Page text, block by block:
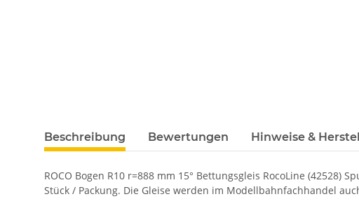
Beschreibung Bewertungen Hinweise &
ROCO Bogen R10 r=888 mm 15° Bettungsgleis RocoLine (42528)
Stück / Packung. Die Gleise werden im Modellbahnfachhandel